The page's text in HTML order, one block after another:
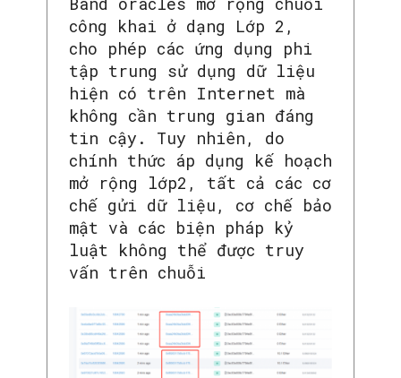
công khai ở dạng Lớp 2,
cho phép các ứng dụng phi
tập trung sử dụng dữ liệu
hiện có trên Internet mà
không cần trung gian đáng
tin cậy. Tuy nhiên, do
chính thức áp dụng kế hoạch
mở rộng lớp2, tất cả các cơ
chế gửi dữ liệu, cơ chế bảo
mật và các biện pháp kỷ
luật không thể được truy
vấn trên chuỗi